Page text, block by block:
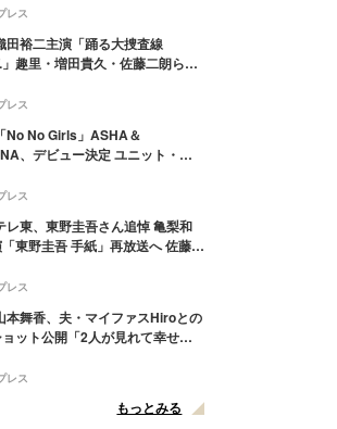
反響
レス
田裕二主演「踊る大捜査線
趣里・増田貴久・佐藤二朗ら新
謎のキーワード”も
レス
「No No Girls」ASHA＆
、デビュー決定 ユニット・
へ
レス
レ東、東野圭吾さん追悼 亀梨和
東野圭吾 手紙」再放送へ 佐藤隆
レス
本舞香、夫・マイファスHiroとの
ット公開「2人が見れて幸せ」
レス
もっとみる